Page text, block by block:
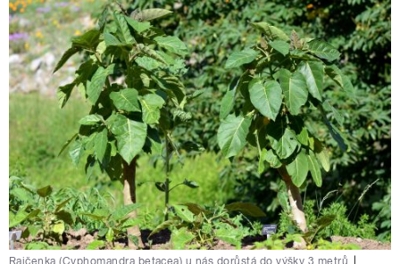
Rajčenka (Cyphomandra betacea) u nás dorůstá do výšky 3 metrů